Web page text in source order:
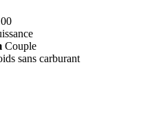
Couple
sans carburant